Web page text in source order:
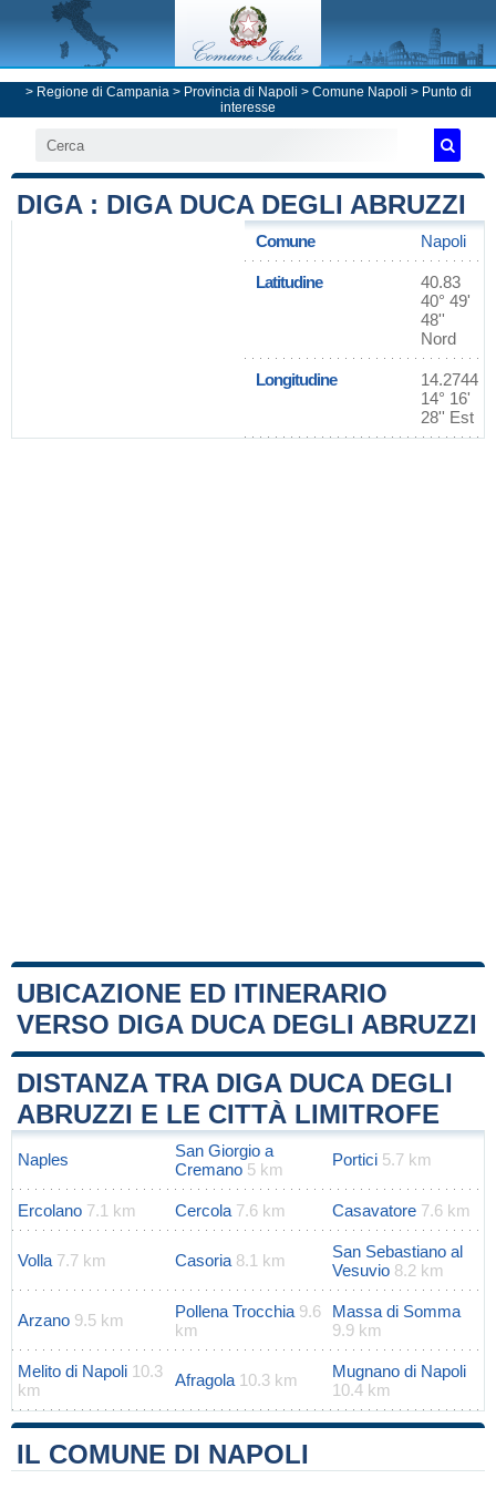
> Regione di Campania> Provincia di Napoli > Comune Napoli > Punto di
interesse
DIGA : DIGA DUCA DEGLI ABRUZZI
Comune Napoli
Latitudine
40.83
40° 49'
48''
Nord
Longitudine
14.2744
14° 16'
28'' Est
UBICAZIONE ED ITINERARIO
VERSO DIGA DUCA DEGLI ABRUZZI
+
−
Leaflet|Map data ©OpenStreetMapcontributors
DISTANZA TRA DIGA DUCA DEGLI
ABRUZZI E LE CITTÀ LIMITROFE
Naples
San Giorgio a
Cremano 5 km
Portici 5.7 km
Ercolano 7.1 km Cercola 7.6 km Casavatore 7.6 km
Volla 7.7 km Casoria 8.1 km
San Sebastiano al
Vesuvio 8.2 km
Arzano 9.5 km Pollena Trocchia 9.6
km
Massa di Somma
9.9 km
Melito di Napoli 10.3
km
Afragola 10.3 km
Mugnano di Napoli
10.4 km
IL COMUNE DI NAPOLI